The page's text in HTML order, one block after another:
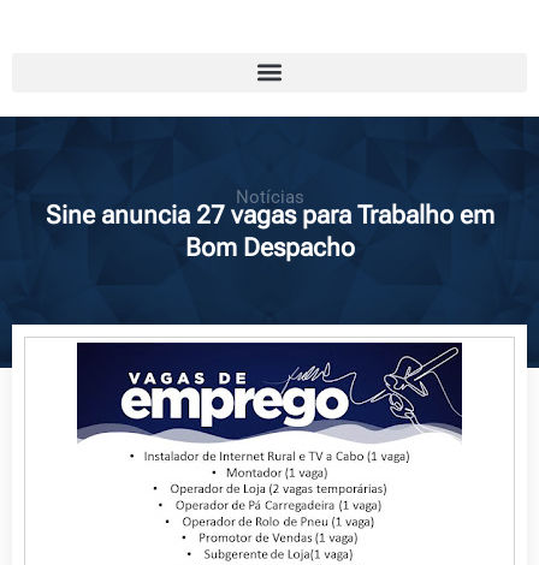
Notícias
Sine anuncia 27 vagas para Trabalho em
Bom Despacho